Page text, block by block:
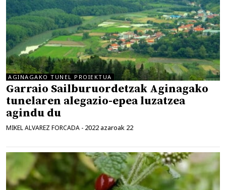
AGINAGAKO TUNEL PROIEKTUA
Garraio Sailburuordetzak Aginagako
tunelaren alegazio-epea luzatzea
agindu du
MIKEL ALVAREZ FORCADA - 2022 azaroak 22